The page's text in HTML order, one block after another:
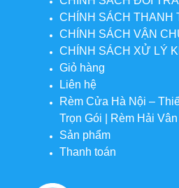
CHÍNH SÁCH THANH
CHÍNH SÁCH VẬN
CHÍNH SÁCH XỬ LÝ
Giỏ hàng
Liên hệ
Rèm Cửa Hà Nội –
Trọn Gói | Rèm Hải Vân
Sản phẩm
Thanh toán